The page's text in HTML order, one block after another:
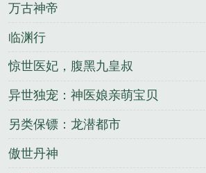
万古神帝
临渊行
惊世医妃，腹黑九皇叔
异世独宠：神医娘亲萌宝贝
另类保镖：龙潜都市
傲世丹神